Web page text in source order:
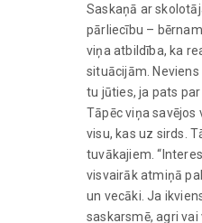
Saskaņā ar
pārliecību –
viņa atbildība, ka
situācijām.
tu jūties, ja pats
Tāpēc viņa savējos
visu, kas uz sirds.
tuvākajiem.
visvairāk atmiņā
un vecāki. Ja
saskarsmē, agri vai